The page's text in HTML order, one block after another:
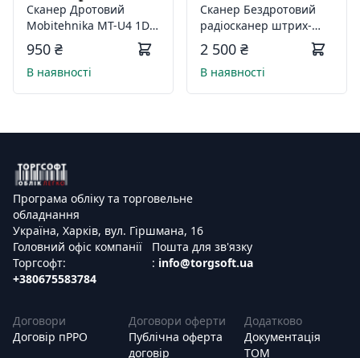
Сканер Дротовий
Mobitehnika MT-U4 1D,
CMOS 2D
950 ₴
В наявності
Сканер Бездротовий
радіосканер штрих-
кодів Mobitehnika MT-
3368B 1D, 2D
2 500 ₴
В наявності
Програма обліку та торговельне
обладнання
Україна, Харків, вул. Гіршмана, 16
Головний офіс компанії
Торгсофт:
+380675583784
Пошта для зв'язку
: info@torgsoft.ua
Договори
Договір пРРО
Договори оферти
Публічна оферта
договір
Додатково
Документація
ТОМ